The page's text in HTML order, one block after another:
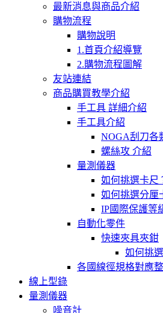
最新消息與商品介紹
購物流程
購物說明
1.首頁介紹導覽
2.購物流程圖解
友站連結
商品購買教學介紹
手工具 詳細介紹
手工具介紹
NOGA刮刀各
螺絲攻 介紹
量測儀器
如何挑選卡尺
如何挑選分厘
IP國際保護等
自動化零件
快速夾具夾鉗
如何挑
各國線徑規格對應
線上型錄
量測儀器
噪音計